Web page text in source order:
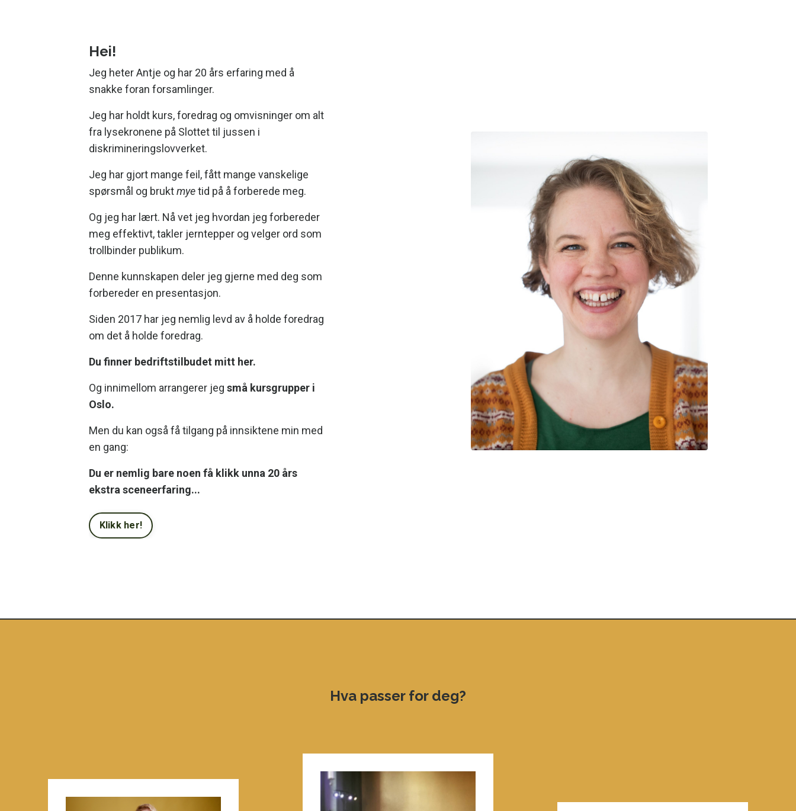
Hei!
Jeg heter Antje og har 20 års erfaring med å
snakke foran forsamlinger.
Jeg har holdt kurs, foredrag og omvisninger om alt
fra lysekronene på Slottet til jussen i
diskrimineringslovverket.
Jeg har gjort mange feil, fått mange vanskelige
spørsmål og bruktmyetid på å forberede meg.
Og jeg har lært. Nå vet jeg hvordan jeg forbereder
meg effektivt, takler jerntepper og velger ord som
trollbinder publikum.
Denne kunnskapen deler jeg gjerne med deg som
forbereder en presentasjon.
Siden 2017 har jeg nemlig levd av å holde foredrag
om det å holde foredrag.
Du finner bedriftstilbudet mitt her.
Og innimellom arrangerer jeg små kursgrupper i
Oslo.
Men du kan også få tilgang på innsiktene min med
en gang:
Du er nemlig bare noen få klikk unna 20 års
ekstra sceneerfaring...
Klikk her!
Hva passer for deg?